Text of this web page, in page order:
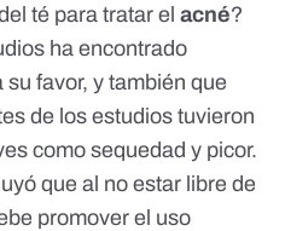
té para tratar el acné?
ha encontrado
favor, y también que
de los estudios tuvieron
como sequedad y picor.
que al no estar libre de
promover el uso